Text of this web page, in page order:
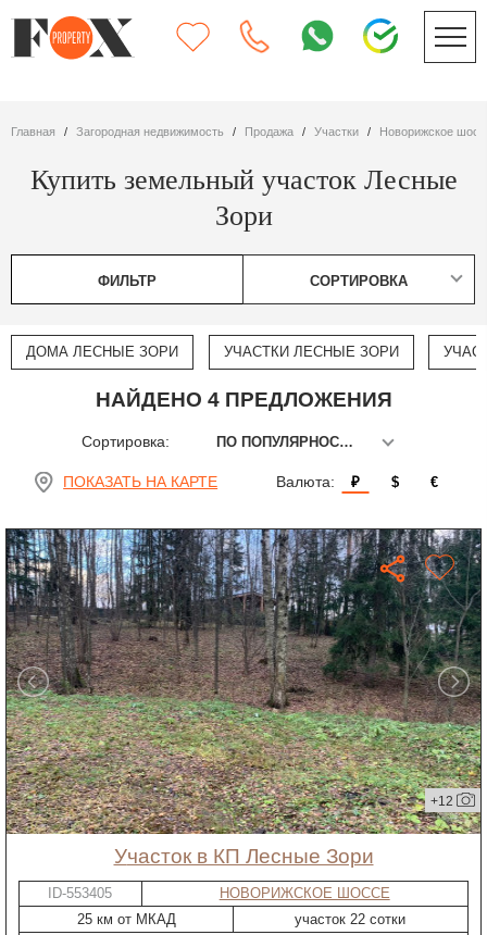
Главная Загородная недвижимость Продажа участки Новорижское
Купить земельный участок Лесные
Зори
ФИЛЬТР СОРТИРОВКА
ДОМА ЛЕСНЫЕ ЗОРИ УЧАСТКИ ЛЕСНЫЕ ЗОРИ
НАЙДЕНО 4 ПРЕДЛОЖЕНИЯ
Сортировка: ПО ПОПУЛЯРНОСТИ
ПОКАЗАТЬ НА КАРТЕ Валюта: ₽ $ €
+12
участок в КП Лесные Зори
ID-553405
НОВОРИЖСКОЕ ШОССЕ
25 км от МКАД
участок 22 сотки